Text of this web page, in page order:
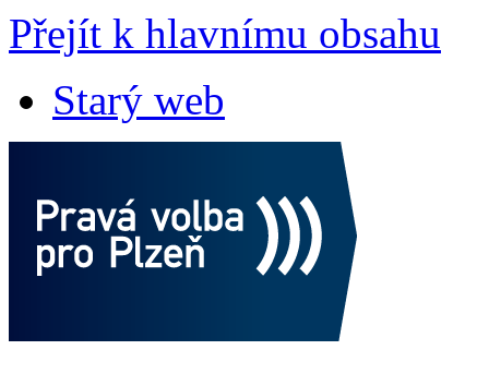
Přejít k hlavnímu obsahu
Starý web